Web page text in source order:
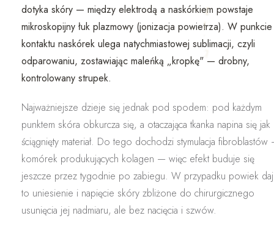
dotyka skóry— między elektrodą a naskórkiem powstaje
mikroskopijny łuk plazmowy(jonizacja powietrza). W punkcie
kontaktu naskórek ulega natychmiastowej sublimacji, czyli
odparowaniu, zostawiając maleńką „kropkę" — drobny,
kontrolowany strupek.
Najważniejsze dzieje się jednak pod spodem: pod każdym
punktem skóra obkurcza się, a otaczająca tkanka napina się jak
ściągnięty materiał. Do tego dochodzi stymulacja fibroblastów
komórek produkujących kolagen — więc efekt buduje się
jeszcze przez tygodnie po zabiegu. W przypadku powiek
to uniesienie i napięcie skóry zbliżone do chirurgicznego
usunięcia jej nadmiaru, ale bez nacięcia i szwów.